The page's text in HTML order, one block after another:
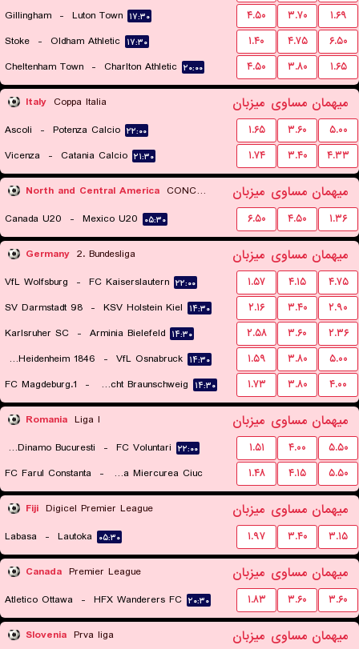
Gillingham - Luton Town ۱۷:۳۰ ۴.۵۰ ۳.۷۰
۱.۶۹
Stoke - Oldham Athletic ۱۷:۳۰ ۱.۴۰ ۴.۷۵
۶.۵۰
Cheltenham Town - Charlton Athletic ۲۰:۰۰ ۴.۵۰ ۳.۸۰ ۱.۶۵
Italy Coppa Italia میزبان مساوی میهمان
Ascoli - Potenza Calcio ۲۲:۰۰ ۱.۶۵ ۳.۶۰
۵.۰۰
Vicenza - Catania Calcio ۲۱:۳۰ ۱.۷۴ ۳.۴۰ ۴.۳۳
North and Central America CONCACAF Championship U20 میزبان مساوی میهمان
Canada U20 - Mexico U20 ۰۵:۳۰ ۶.۵۰ ۴.۵۰ ۱.۳۶
Germany 2. Bundesliga میزبان مساوی میهمان
VfL Wolfsburg - FC Kaiserslautern ۲۲:۰۰ ۱.۵۷ ۴.۱۵
۴.۷۵
SV Darmstadt 98 - KSV Holstein Kiel ۱۴:۳۰ ۲.۱۶ ۳.۴۰
۲.۹۰
Karlsruher SC - Arminia Bielefeld ۱۴:۳۰ ۲.۵۸ ۳.۶۰
۲.۳۶
FC Heidenheim 1846
- VfL Osnabruck ۱۴:۳۰ ۱.۵۹ ۳.۸۰
۵.۰۰
1.FC Magdeburg - TSV Eintracht Braunschweig ۱۴:۳۰ ۱.۷۳ ۳.۸۰ ۴.۰۰
Romania Liga I میزبان مساوی میهمان
FC Dinamo Bucuresti - FC Voluntari ۲۲:۰۰ ۱.۵۱ ۴.۰۰
۵.۵۰
FC Farul Constanta - FC Csikszereda Miercurea Ciuc
۱۹:۰۰
۱.۴۸ ۴.۱۵ ۵.۵۰
Fiji Digicel Premier League میزبان مساوی میهمان
Labasa - Lautoka ۰۵:۳۰ ۱.۹۷ ۳.۴۰ ۳.۱۵
Canada Premier League میزبان مساوی میهمان
Atletico Ottawa - HFX Wanderers FC ۲۰:۳۰ ۱.۸۳ ۳.۶۰ ۳.۶۰
Slovenia Prva liga میزبان مساوی میهمان